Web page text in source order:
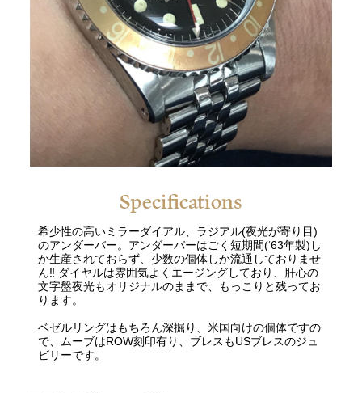
Specifications
希少性の高いミラーダイアル、ラジアル(夜光が寄り目)
のアンダーバー。アンダーバーはごく短期間(‘63年製)し
か生産されておらず、少数の個体しか流通しておりませ
ん‼️ ダイヤルは雰囲気よくエージングしており、肝心の
文字盤夜光もオリジナルのままで、もっこりと残ってお
ります。
ベゼルリングはもちろん深掘り、米国向けの個体ですの
で、ムーブはROW刻印有り、ブレスもUSブレスのジュ
ビリーです。